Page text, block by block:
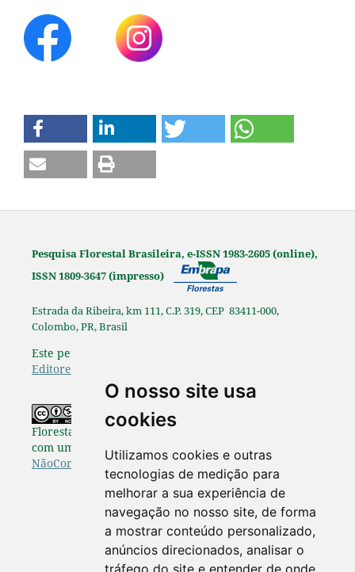
O nosso site usa
cookies
Utilizamos cookies e outras
tecnologias de medição para
melhorar a sua experiência de
navegação no nosso site, de forma
a mostrar conteúdo personalizado,
anúncios direcionados, analisar o
tráfego do site e entender de onde
Pesquisa Florestal Brasileira, e-ISSN 1983-2605 (online),
ISSN 1809-3647 (impresso)
Estrada da Ribeira, km 111, C.P. 319, CEP 83411-000,
Colombo, PR, Brasil
Este periódico é afiliado à
Editores Científicos
Os originais publicados na Pesquisa
Florestal Brasileira estão disponibilizados de acordo
com uma Licença Creative Commons Atribuição-
NãoComercial-SemDerivações 4.0 Internacional